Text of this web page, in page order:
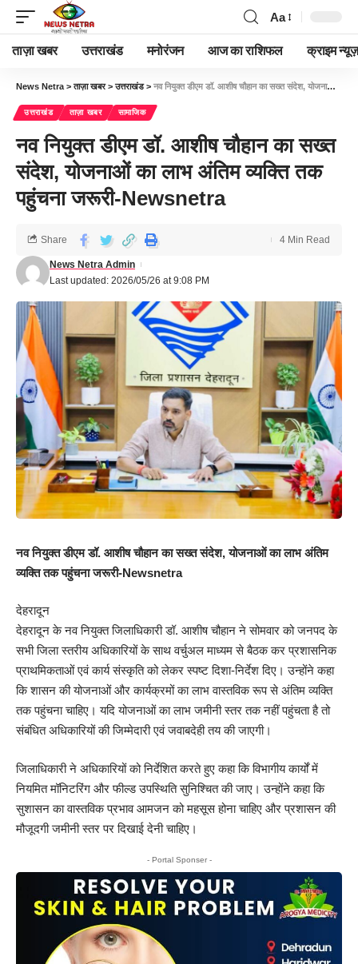
Aa
ताज़ा खबर उत्तराखंड मनोरंजन आज का राशिफल क्राइम न्यूज़
News Netra >ताज़ा खबर>उत्तराखंड> नव नियुक्त डीएम डॉ. आशीष चौहान का सख्त संदेश, योजनाओं का लाभ अंतिम व्यक्ति तक पहुंचना जरूरी-Newsnetra
उत्तराखंड ताज़ा खबर सामाजिक
नव नियुक्त डीएम डॉ. आशीष चौहान का सख्त
संदेश, योजनाओं का लाभ अंतिम व्यक्ति तक
पहुंचना जरूरी-Newsnetra
Last updated: 2026/05/26 at 9:08 PM
News Netra Admin
Share 4 Min Read
नव नियुक्त डीएम डॉ. आशीष चौहान का सख्त संदेश, योजनाओं का लाभ अंतिम
व्यक्ति तक पहुंचना जरूरी-Newsnetra
देहरादून
देहरादून के नव नियुक्त जिलाधिकारी डॉ. आशीष चौहान ने सोमवार को जनपद के
सभी जिला स्तरीय अधिकारियों के साथ वर्चुअल माध्यम से बैठक कर प्रशासनिक
प्राथमिकताओं एवं कार्य संस्कृति को लेकर स्पष्ट दिशा-निर्देश दिए। उन्होंने कहा
कि शासन की योजनाओं और कार्यक्रमों का लाभ वास्तविक रूप से अंतिम व्यक्ति
तक पहुंचना चाहिए। यदि योजनाओं का लाभ जमीनी स्तर तक नहीं पहुंचता है तो
संबंधित अधिकारियों की जिम्मेदारी एवं जवाबदेही तय की जाएगी।
जिलाधिकारी ने अधिकारियों को निर्देशित करते हुए कहा कि विभागीय कार्यों में
नियमित मॉनिटरिंग और फील्ड उपस्थिति सुनिश्चित की जाए। उन्होंने कहा कि
सुशासन का वास्तविक प्रभाव आमजन को महसूस होना चाहिए और प्रशासन की
मौजूदगी जमीनी स्तर पर दिखाई देनी चाहिए।
- Portal Sponser -